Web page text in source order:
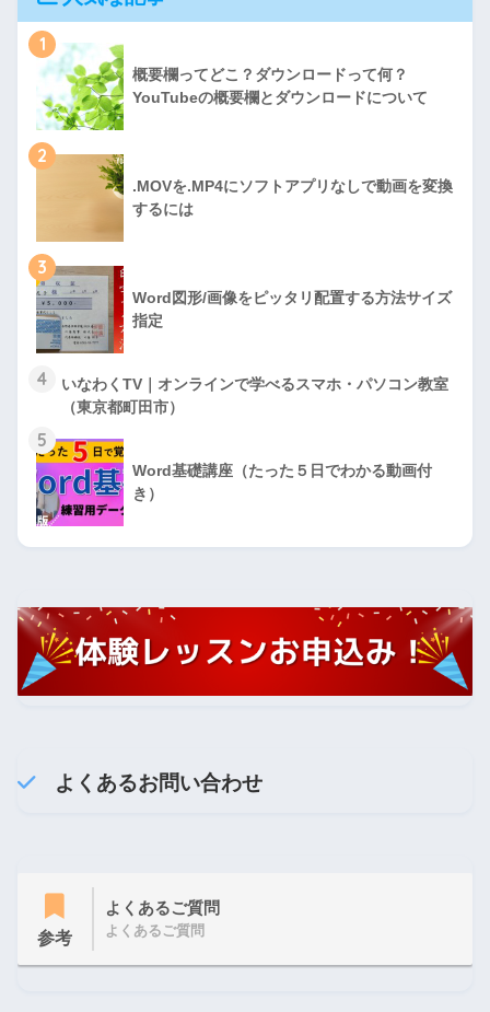
1
概要欄ってどこ？ダウンロードって何？
YouTubeの概要欄とダウンロードについて
2
.MOVを.MP4にソフトアプリなしで動画を変換
するには
3
Word図形/画像をピッタリ配置する方法サイズ
指定
4
いなわくTV｜オンラインで学べるスマホ・パソコン教室
（東京都町田市）
5
Word基礎講座（たった５日でわかる動画付
き）
よくあるお問い合わせ
参考
よくあるご質問
よくあるご質問